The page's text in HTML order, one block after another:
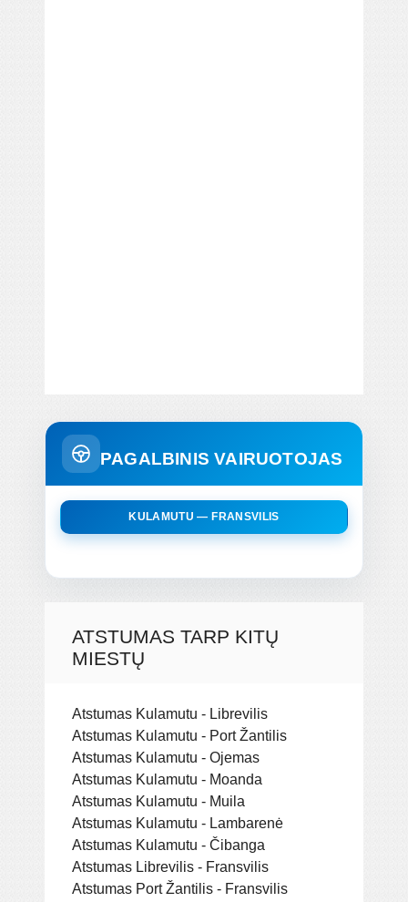
PAGALBINIS VAIRUOTOJAS
KULAMUTU — FRANSVILIS
ATSTUMAS TARP KITŲ
MIESTŲ
Atstumas Kulamutu - Librevilis
Atstumas Kulamutu - Port Žantilis
Atstumas Kulamutu - Ojemas
Atstumas Kulamutu - Moanda
Atstumas Kulamutu - Muila
Atstumas Kulamutu - Lambarenė
Atstumas Kulamutu - Čibanga
Atstumas Librevilis - Fransvilis
Atstumas Port Žantilis - Fransvilis